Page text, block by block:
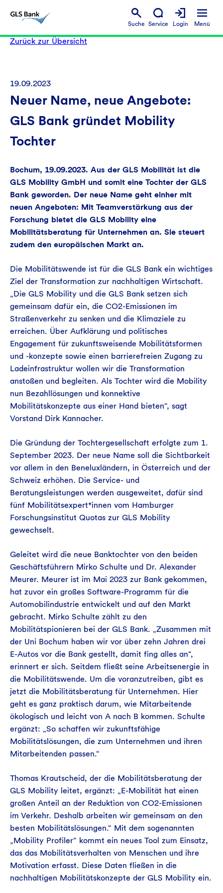
Suche Service Login Menü
Zurück zur Übersicht
19.09.2023
Neuer Name, neue Angebote:
GLS Bank gründet Mobility
Tochter
Bochum, 19.09.2023. Aus der GLS Mobilität ist die
GLS Mobility GmbH und somit eine Tochter der GLS
Bank geworden. Der neue Name geht einher mit
neuen Angeboten: Mit Teamverstärkung aus der
Forschung bietet die GLS Mobility eine
Mobilitätsberatung für Unternehmen an. Sie steuert
zudem den europäischen Markt an.
Die Mobilitätswende ist für die GLS Bank ein wichtiges
Ziel der Transformation zur nachhaltigen Wirtschaft.
„Die GLS Mobility und die GLS Bank setzen sich
gemeinsam dafür ein, die CO2-Emissionen im
Straßenverkehr zu senken und die Klimaziele zu
erreichen. Über Aufklärung und politisches
Engagement für zukunftsweisende Mobilitätsformen
und -konzepte sowie einen barrierefreien Zugang zu
Ladeinfrastruktur wollen wir die Transformation
anstoßen und begleiten. Als Tochter wird die Mobility
nun Bezahllösungen und konnektive
Mobilitätskonzepte aus einer Hand bieten“, sagt
Vorstand Dirk Kannacher.
Die Gründung der Tochtergesellschaft erfolgte zum 1.
September 2023. Der neue Name soll die Sichtbarkeit
vor allem in den Beneluxländern, in Österreich und der
Schweiz erhöhen. Die Service- und
Beratungsleistungen werden ausgeweitet, dafür sind
fünf Mobilitätsexpert*innen vom Hamburger
Forschungsinstitut Quotas zur GLS Mobility
gewechselt.
Geleitet wird die neue Banktochter von den beiden
Geschäftsführern Mirko Schulte und Dr. Alexander
Meurer. Meurer ist im Mai 2023 zur Bank gekommen,
hat zuvor ein großes Software-Programm für die
Automobilindustrie entwickelt und auf den Markt
gebracht. Mirko Schulte zählt zu den
Mobilitätspionieren bei der GLS Bank. „Zusammen mit
der Uni Bochum haben wir vor über zehn Jahren drei
E-Autos vor die Bank gestellt, damit fing alles an“,
erinnert er sich. Seitdem fließt seine Arbeitsenergie in
die Mobilitätswende. Um die voranzutreiben, gibt es
jetzt die Mobilitätsberatung für Unternehmen. Hier
geht es ganz praktisch darum, wie Mitarbeitende
ökologisch und leicht von A nach B kommen. Schulte
ergänzt: „So schaffen wir zukunftsfähige
Mobilitätslösungen, die zum Unternehmen und ihren
Mitarbeitenden passen.“
Thomas Krautscheid, der die Mobilitätsberatung der
GLS Mobility leitet, ergänzt: „E-Mobilität hat einen
großen Anteil an der Reduktion von CO2-Emissionen
im Verkehr. Deshalb arbeiten wir gemeinsam an den
besten Mobilitätslösungen.“ Mit dem sogenannten
„Mobility Profiler“ kommt ein neues Tool zum Einsatz,
das das Mobilitätsverhalten von Menschen und ihre
Motivation erfasst. Diese Daten fließen in die
nachhaltigen Mobilitätskonzepte der GLS Mobility ein.